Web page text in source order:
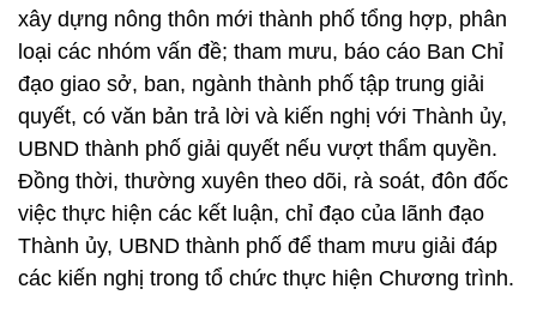
xây dựng nông thôn mới thành phố tổng hợp, phân
loại các nhóm vấn đề; tham mưu, báo cáo Ban Chỉ
đạo giao sở, ban, ngành thành phố tập trung giải
quyết, có văn bản trả lời và kiến nghị với Thành ủy,
UBND thành phố giải quyết nếu vượt thẩm quyền.
Đồng thời, thường xuyên theo dõi, rà soát, đôn đốc
việc thực hiện các kết luận, chỉ đạo của lãnh đạo
Thành ủy, UBND thành phố để tham mưu giải đáp
các kiến nghị trong tổ chức thực hiện Chương trình.